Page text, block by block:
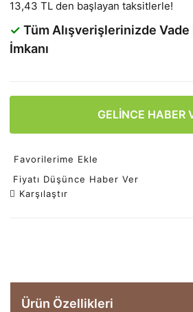
13,43 TL den başlayan taksitlerle!
✓ Tüm Alışverişlerinizde Vade
İmkanı
GELİNCE HABER
Favorilerime Ekle
Fiyatı Düşünce Haber Ver
Karşılaştır
Ürün Özellikleri